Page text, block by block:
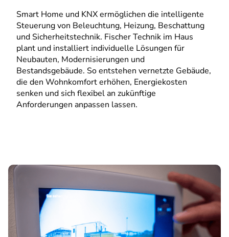
Smart Home und KNX ermöglichen die intelligente
Steuerung von Beleuchtung, Heizung, Beschattung
und Sicherheitstechnik. Fischer Technik im Haus
plant und installiert individuelle Lösungen für
Neubauten, Modernisierungen und
Bestandsgebäude. So entstehen vernetzte Gebäude,
die den Wohnkomfort erhöhen, Energiekosten
senken und sich flexibel an zukünftige
Anforderungen anpassen lassen.